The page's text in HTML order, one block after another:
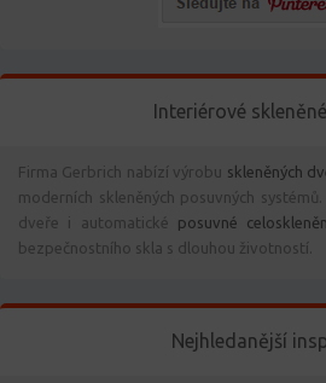
Interiérové
Firma Gerbrich nabízí výrobu skleněných
moderních skleněných posuvných
dveře i automatické posuvné
bezpečnostního skla s dlouhou životností.
Nejhledanější